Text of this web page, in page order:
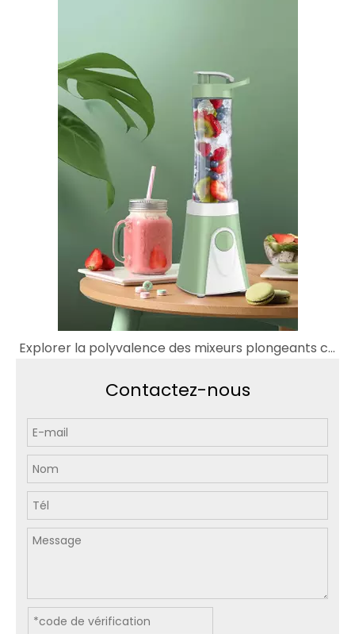
Explorer la polyvalence des mixeurs plongeants commerciaux, mini et KitchenAid
Contactez-nous